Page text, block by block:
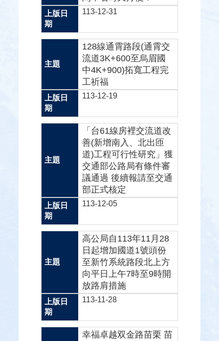
113-12-31
128線通霄路段(通霄交
流道3K+600至烏眉國
中4K+900)拓寬工程完
工祈福
113-12-19
「台61線房裡交流道改
善(新增南入、北出匝
道)工程可行性研究」獲
交通部公路局有條件審
議通過 後續報請至交通
部正式核定
113-12-05
高公局自113年11月28
日起增加國道1號頭份
至新竹系統路段北上方
向平日上午7時至9時開
放路肩措施
113-11-28
幸福卓越双金路苗栗 苗